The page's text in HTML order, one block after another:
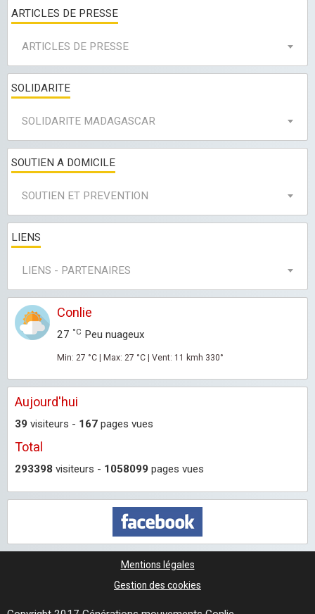
ARTICLES DE PRESSE
ARTICLES DE PRESSE
SOLIDARITE
SOLIDARITE MADAGASCAR
SOUTIEN A DOMICILE
SOUTIEN ET PREVENTION
LIENS
LIENS - PARTENAIRES
Conlie
27 °C Peu nuageux
Min: 27 °C | Max: 27 °C | Vent: 11 kmh 330°
Aujourd'hui
39 visiteurs - 167 pages vues
Total
293398 visiteurs - 1058099 pages vues
Mentions légales
Gestion des cookies